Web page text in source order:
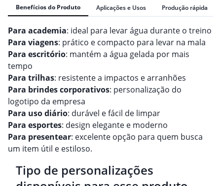
Benefícios do Produto Aplicações e Usos Produção rápida
Para academia: ideal para levar água durante o treino
Para viagens: prático e compacto para levar na mala
Para escritório: mantém a água gelada por mais
tempo
Para trilhas: resistente a impactos e arranhões
Para brindes corporativos: personalização do
logotipo da empresa
Para uso diário: durável e fácil de limpar
Para esportes: design elegante e moderno
Para presentear: excelente opção para quem busca
um item útil e estiloso.
Tipo de personalizações